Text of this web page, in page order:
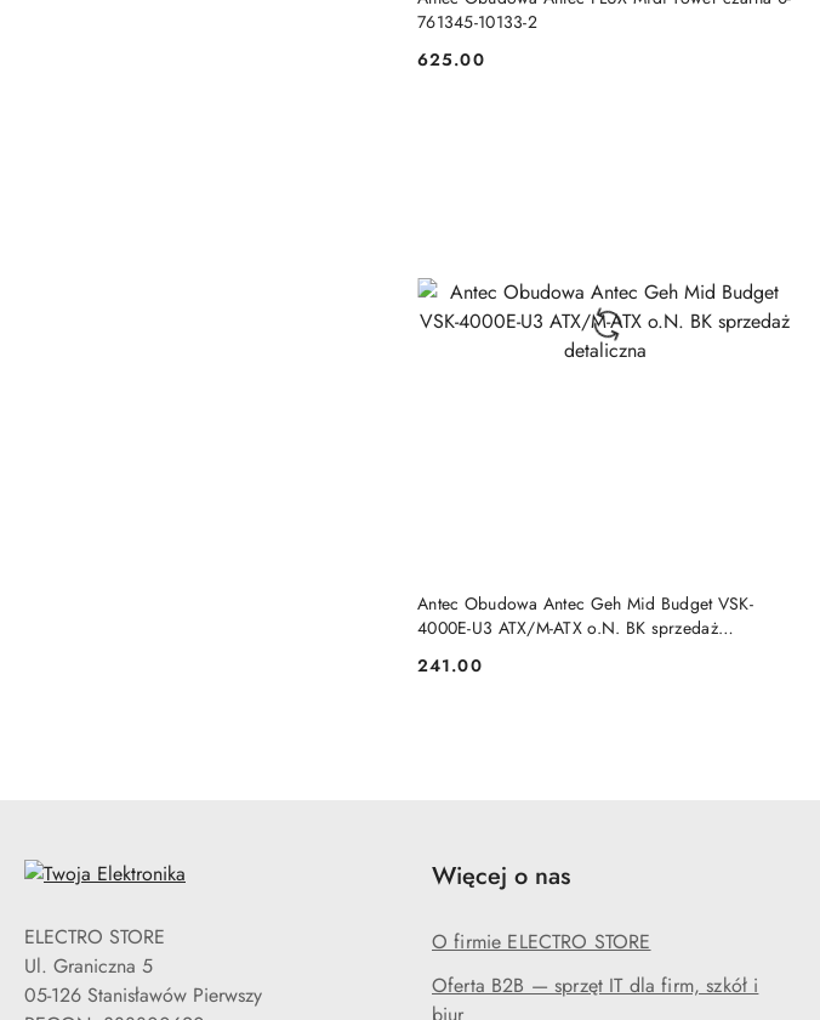
761345-10133-2
Cena:
625.00
Antec Obudowa Antec Geh Mid Budget VSK-
4000E-U3 ATX/M-ATX o.N. BK sprzedaż
Cena:
241.00
DO KOSZYKA
ELECTRO STORE
Ul. Graniczna 5
05-126 Stanisławów Pierwszy
Więcej o nas
O firmie ELECTRO STORE
Oferta B2B — sprzęt IT dla firm, szkół i
biur